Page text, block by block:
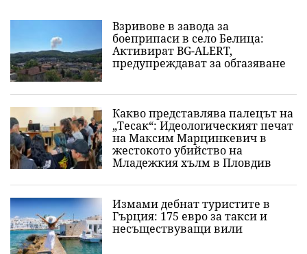
Взривове в завода за
боеприпаси в село Белица:
Активират BG-ALERT,
предупреждават за обгазяване
Какво представлява палецът на
„Тесак“: Идеологическият печат
на Максим Марцинкевич в
жестокото убийство на
Младежкия хълм в Пловдив
Измами дебнат туристите в
Гърция: 175 евро за такси и
несъществуващи вили